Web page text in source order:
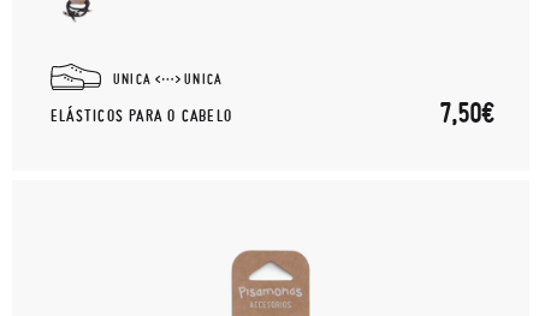
UNICA UNICA
ELÁSTICOS PARA O CABELO 7,50€